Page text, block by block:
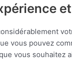
vous pouvez
vous souhaitez